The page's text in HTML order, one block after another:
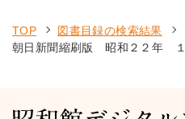
TOP
図書目録の検索結果
朝日新聞縮刷版 昭和２２年 １